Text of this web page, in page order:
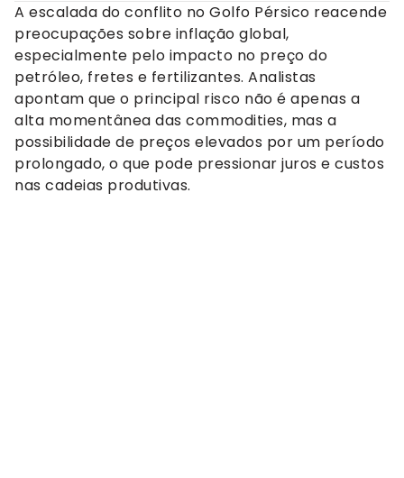
A escalada do conflito no Golfo Pérsico reacende
preocupações sobre inflação global,
especialmente pelo impacto no preço do
petróleo, fretes e fertilizantes. Analistas
apontam que o principal risco não é apenas a
alta momentânea das commodities, mas a
possibilidade de preços elevados por um período
prolongado, o que pode pressionar juros e custos
nas cadeias produtivas.